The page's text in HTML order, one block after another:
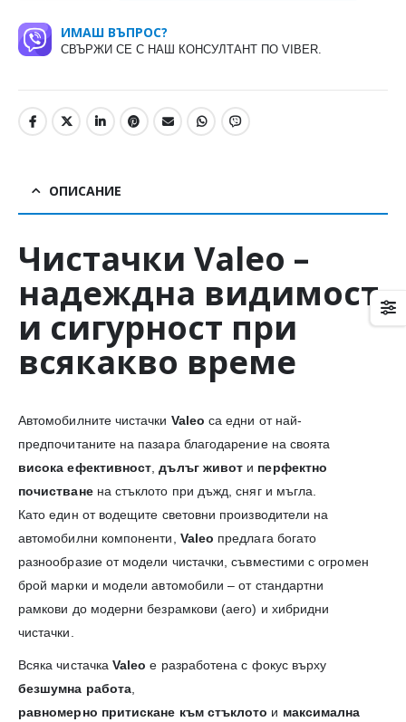
ИМАШ ВЪПРОС?
СВЪРЖИ СЕ С НАШ КОНСУЛТАНТ ПО VIBER.
ОПИСАНИЕ
Чистачки Valeo –
надеждна видимост
и сигурност при
всякакво време
Автомобилните чистачки Valeo са едни от най-
предпочитаните на пазара благодарение на своята
висока ефективност ,дълъг живот и перфектно
почистванена стъклото при дъжд, сняг и мъгла.
Като един от водещите световни производители на
автомобилни компоненти, Valeo предлага богато
разнообразие от модели чистачки, съвместими с огромен
брой марки и модели автомобили – от стандартни
рамкови до модерни безрамкови (aero) и хибридни
чистачки.
Всяка чистачкаValeo е разработена с фокус върху
безшумна работа
равномерно притискане към стъклото и максимална